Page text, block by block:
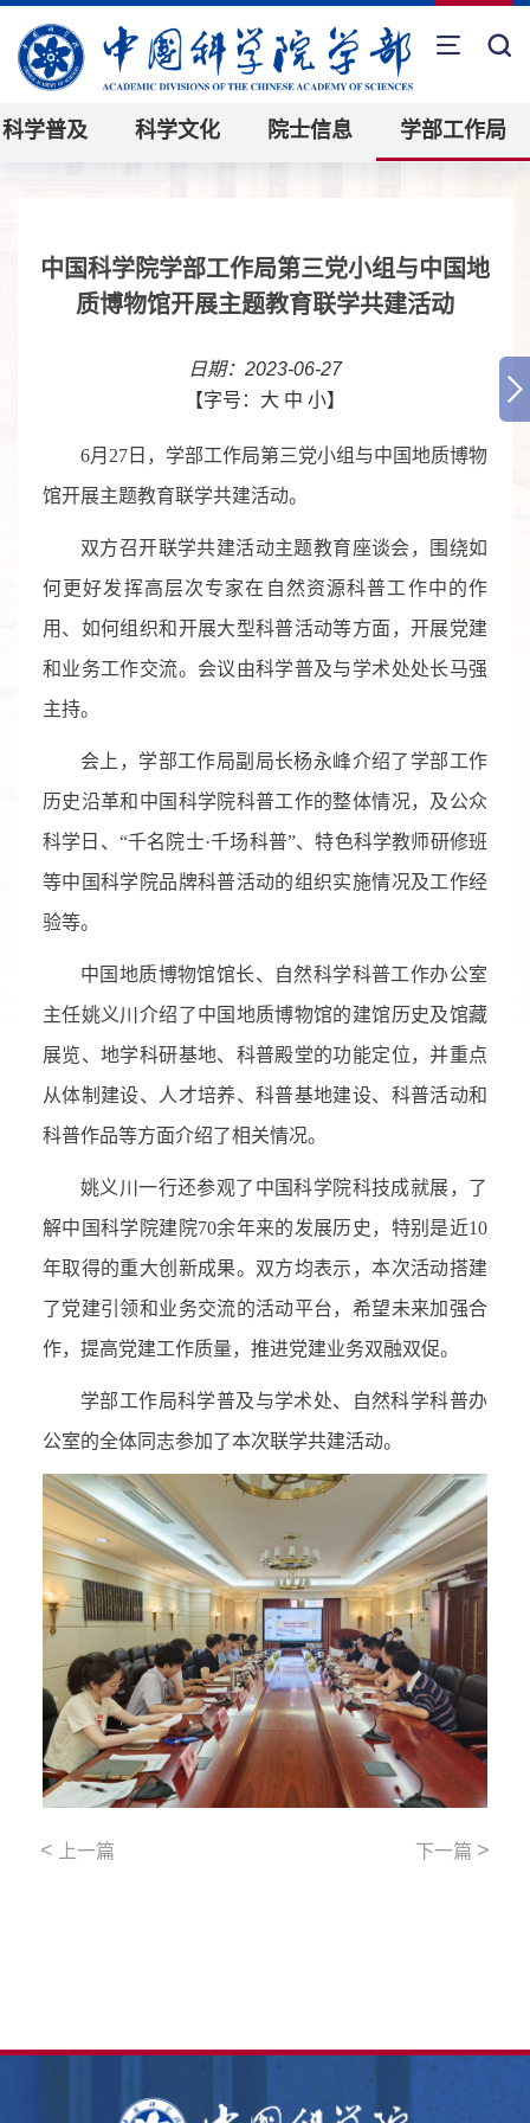
科学普及 科学文化 院士信息 学部工作局
中国科学院学部工作局第三党小组与中国地
质博物馆开展主题教育联学共建活动
日期：2023-06-27
【字号： 大 中 小】
6月 27 日，学部工作局第三党小组与中国地质博物
馆开展主题教育联学共建活动。
双方召开联学共建活动主题教育座谈会，围绕如
何更好发挥高层次专家在自然资源科普工作中的作
用、如何组织和开展大型科普活动等方面，开展党建
和业务工作交流。会议由科学普及与学术处处长马强
主持。
会上，学部工作局副局长杨永峰介绍了学部工作
历史沿革和中国科学院科普工作的整体情况，及公众
科学日、“千名院士·千场科普”、特色科学教师研修班
等中国科学院品牌科普活动的组织实施情况及工作经
验等。
中国地质博物馆馆长、自然科学科普工作办公室
主任姚义川介绍了中国地质博物馆的建馆历史及馆藏
展览、地学科研基地、科普殿堂的功能定位，并重点
从体制建设、人才培养、科普基地建设、科普活动和
科普作品等方面介绍了相关情况。
姚义川一行还参观了中国科学院科技成就展，了
解中国科学院建院70余年来的发展历史，特别是近10
年取得的重大创新成果。双方均表示，本次活动搭建
了党建引领和业务交流的活动平台，希望未来加强合
作，提高党建工作质量，推进党建业务双融双促。
学部工作局科学普及与学术处、自然科学科普办
公室的全体同志参加了本次联学共建活动。
< 上一篇 下一篇 >